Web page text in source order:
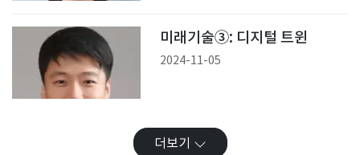
미래기술③: 디지털 트윈
2024-11-05
더보기